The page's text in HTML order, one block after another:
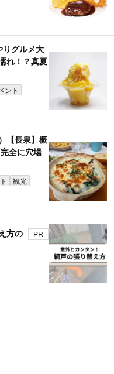
りグルメ大
れ！？真夏
ント
【長泉】概
全に穴場
観光
方の
PR